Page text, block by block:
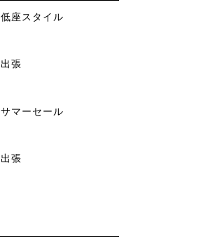
低座スタイル
出張
サマーセール
出張